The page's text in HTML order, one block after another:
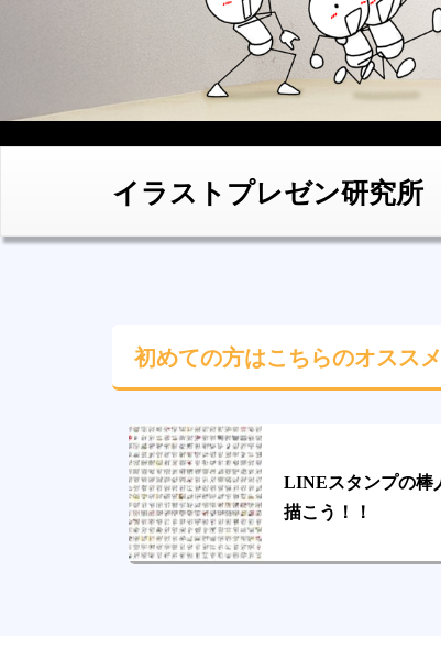
イラストプレゼン研究所
初めての方はこちらのオスス
LINEスタンプの棒
描こう！！